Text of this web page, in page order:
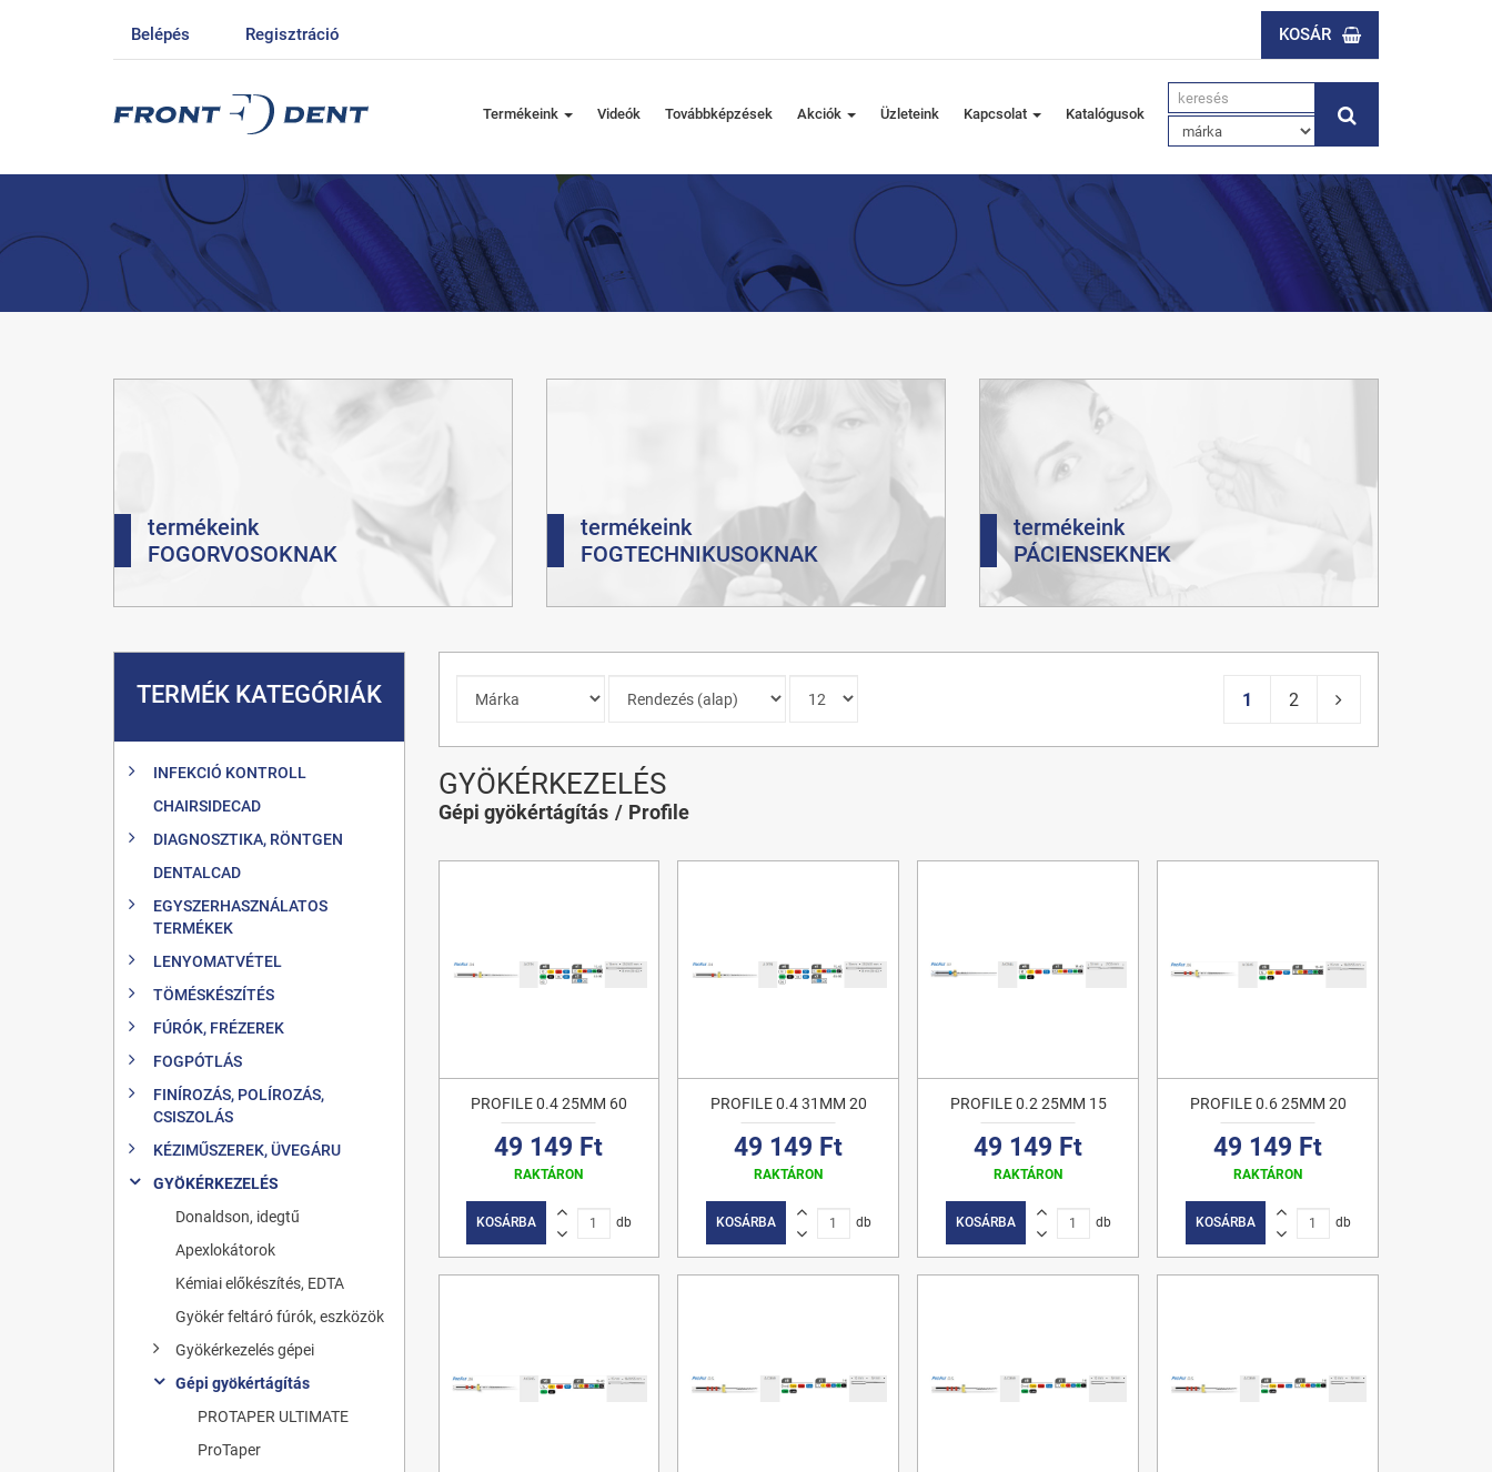
Belépés Regisztráció KOSÁR
Termékeink Videók Továbbképzések Akciók Üzleteink Kapcsolat Katalógusok
termékeink
FOGORVOSOKNAK
termékeink
FOGTECHNIKUSOKNAK
termékeink
PÁCIENSEKNEK
TERMÉK KATEGÓRIÁK
INFEKCIÓ KONTROLL
CHAIRSIDECAD
DIAGNOSZTIKA, RÖNTGEN
DENTALCAD
EGYSZERHASZNÁLATOS
TERMÉKEK
LENYOMATVÉTEL
TÖMÉSKÉSZÍTÉS
FÚRÓK, FRÉZEREK
FOGPÓTLÁS
FINÍROZÁS, POLÍROZÁS,
CSISZOLÁS
KÉZIMŰSZEREK, ÜVEGÁRU
GYÖKÉRKEZELÉS
Donaldson, idegtű
Apexlokátorok
Kémiai előkészítés, EDTA
Gyökér feltáró fúrók, eszközök
Gyökérkezelés gépei
Gépi gyökértágítás
PROTAPER ULTIMATE
ProTaper
1 2
GYÖKÉRKEZELÉS
Gépi gyökértágítás Profile
PROFILE 0.4 25MM 60
49 149 Ft
RAKTÁRON
KOSÁRBA db
PROFILE 0.4 31MM 20
49 149 Ft
RAKTÁRON
KOSÁRBA db
PROFILE 0.2 25MM 15
49 149 Ft
RAKTÁRON
KOSÁRBA db
PROFILE 0.6 25MM 20
49 149 Ft
RAKTÁRON
KOSÁRBA db